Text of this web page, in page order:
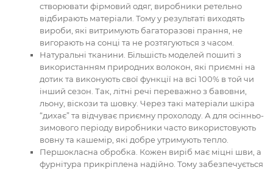
створювати фірмовий одяг, виробники ретельно
відбирають матеріали. Тому у результаті виходять
вироби, які витримують багаторазові прання, не
вигорають на сонці та не розтягуються з часом.
Натуральні тканини. Більшість моделей пошиті з
використанням природних волокон, які приємні на
дотик та виконують свої функції на всі 100% в той чи
інший сезон. Так, літні речі переважно з бавовни,
льону, віскози та шовку. Через такі матеріали шкіра
“дихає” та відчуває приємну прохолоду. А для осінньо-
зимового періоду виробники часто використовують
вовну та кашемір, які добре утримують тепло.
Першокласна обробка. Кожен виріб має міцні шви, а
фурнітура прикріплена надійно. Тому забезпечується